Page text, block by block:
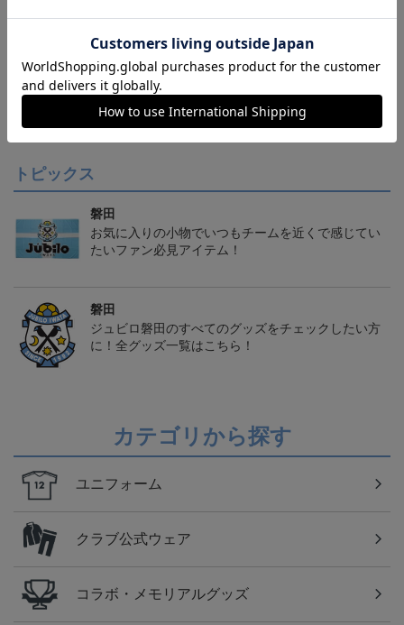
【S～4XL】2026/27ユニ
フォーム オーセンティッ
21,450円～25,950円
ジュビロ磐田 チルタリ
ス タオルマフラー
ウ タオルマフラー
トピックス
磐田
お気に入りの小物でいつもチームを近くで感じてい
たいファン必見アイテム！
磐田
ジュビロ磐田のすべてのグッズをチェックしたい方
に！全グッズ一覧はこちら！
カテゴリから探す
ユニフォーム
クラブ公式ウェア
コラボ・メモリアルグッズ